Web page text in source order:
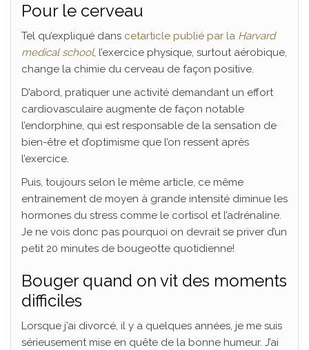
Pour le cerveau
Tel qu’expliqué dans cetarticle publié par la Harvard
medical school, l’exercice physique, surtout aérobique,
change la chimie du cerveau de façon positive.
D’abord, pratiquer une activité demandant un effort
cardiovasculaire augmente de façon notable
l’endorphine, qui est responsable de la sensation de
bien-être et d’optimisme que l’on ressent après
l’exercice.
Puis, toujours selon le même article, ce même
entrainement de moyen à grande intensité diminue les
hormones du stress comme le cortisol et l’adrénaline.
Je ne vois donc pas pourquoi on devrait se priver d’un
petit 20 minutes de bougeotte quotidienne!
Bouger quand on vit des moments
difficiles
Lorsque j’ai divorcé, il y a quelques années, je me suis
sérieusement mise en quête de la bonne humeur. J’ai